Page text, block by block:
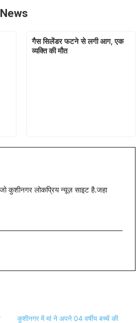
गैस सिलेंडर फटने से लगी आग, एक
व्यक्ति की मौत
कुशीनगर लोकप्रिय न्यूज़ साइट है.जहा
कुशीनगर में मां ने अपने 04 वर्षीय बच्चें की